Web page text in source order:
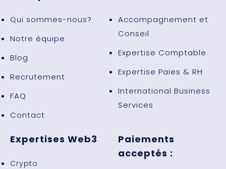
Qui sommes-nous?
Notre équipe
Blog
Recrutement
FAQ
Contact
Accompagnement et
Conseil
Expertise Comptable
Expertise Paies & RH
International Business
Services
Expertises Web3
Crypto
Paiements
acceptés :